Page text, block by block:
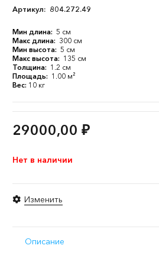
Артикул: 804.272.49
Мин длина: 5 см
Макс длина: 300 см
Мин высота: 5 см
Макс высота: 135 см
Толщина: 1.2 см
Площадь: 1.00 м²
Вес: 10 кг
29000,00 ₽
Нет в наличии
Изменить
Описание